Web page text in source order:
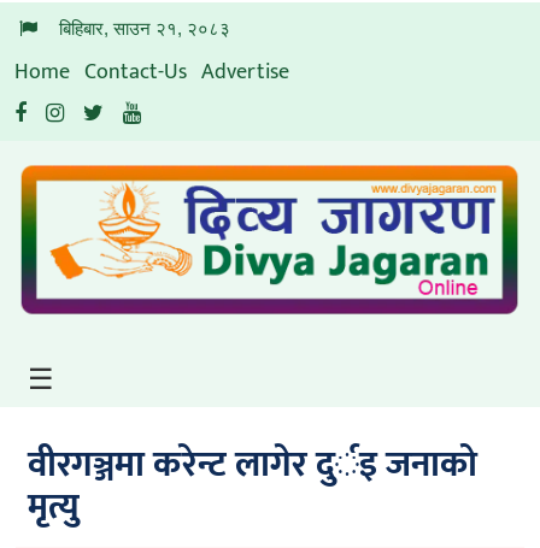
बिहिबार, साउन २१, २०८३
Home Contact-Us Advertise
मुख्य
पृष्ठ
समाचार
प्रविधि
अन्तर्वार्ता
विश्लेषण
शिक्षा
कृषी
☰
वीरगञ्जमा करेन्ट लागेर दुर्इ जनाको
मृत्यु